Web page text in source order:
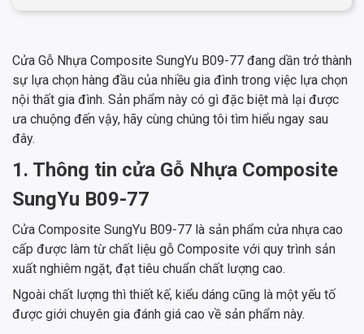
Cửa Gỗ Nhựa Composite SungYu B09-77 đang dần trở thành
sự lựa chọn hàng đầu của nhiều gia đình trong việc lựa chọn
nội thất gia đình. Sản phẩm này có gì đặc biệt mà lại được
ưa chuộng đến vậy, hãy cùng chúng tôi tìm hiểu ngay sau
đây.
1. Thông tin cửa Gỗ Nhựa Composite
SungYu B09-77
Cửa Composite SungYu B09-77 là sản phẩm cửa nhựa cao
cấp được làm từ chất liệu gỗ Composite với quy trình sản
xuất nghiêm ngặt, đạt tiêu chuẩn chất lượng cao.
Ngoài chất lượng thì thiết kế, kiểu dáng cũng là một yếu tố
được giới chuyên gia đánh giá cao về sản phẩm này.